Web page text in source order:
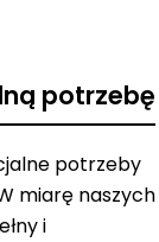
potrzebę
potrzeby
miarę naszych
i